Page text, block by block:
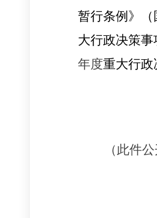
暂行条例》（
大行政决策
年度重大行政
（此件公